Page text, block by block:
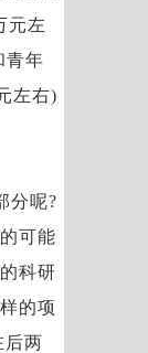
元左
青年
左右)
分呢?
可能
科研
的项
后两